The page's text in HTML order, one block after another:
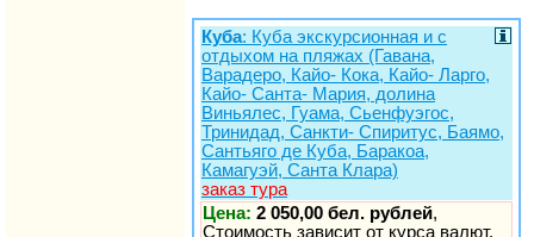
Куба: Куба экскурсионная и с
отдыхом на пляжах (Гавана,
Варадеро, Кайо- Кока, Кайо- Ларго,
Кайо- Санта- Мария, долина
Виньялес, Гуама, Сьенфуэгос,
Тринидад, Санкти- Спиритус, Баямо,
Сантьяго де Куба, Баракоа,
Камагуэй, Санта Клара)
заказ тура
Цена: 2 050,00 бел. рублей,
Стоимость зависит от курса валют,